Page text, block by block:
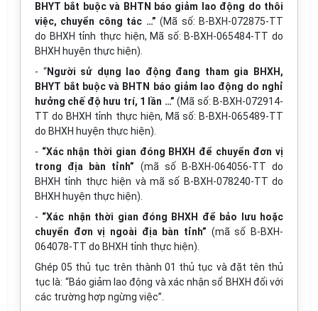
BHYT bắt buộc và BHTN báo giảm lao động do thôi
việc, chuyển công tác …” (Mã số: B-BXH-072875-TT
do BHXH tỉnh thực hiện, Mã số: B-BXH-065484-TT do
BHXH huyện thực hiện).
- “Người sử dụng lao động đang tham gia BHXH,
BHYT bắt buộc và BHTN báo giảm lao động do nghỉ
hưởng chế độ hưu trí, 1 lần …” (Mã số: B-BXH-072914-
TT do BHXH tỉnh thực hiện, Mã số: B-BXH-065489-TT
do BHXH huyện thực hiện).
- “Xác nhận thời gian đóng BHXH để chuyển đơn vị
trong địa bàn tỉnh” (mã số B-BXH-064056-TT do
BHXH tỉnh thực hiện và mã số B-BXH-078240-TT do
BHXH huyện thực hiện).
- “Xác nhận thời gian đóng BHXH để bảo lưu hoặc
chuyển đơn vị ngoài địa bàn tỉnh” (mã số B-BXH-
064078-TT do BHXH tỉnh thực hiện).
Ghép 05 thủ tục trên thành 01 thủ tục và đặt tên thủ
tục là: “Báo giảm lao động và xác nhận sổ BHXH đối với
các trường hợp ngừng việc”.